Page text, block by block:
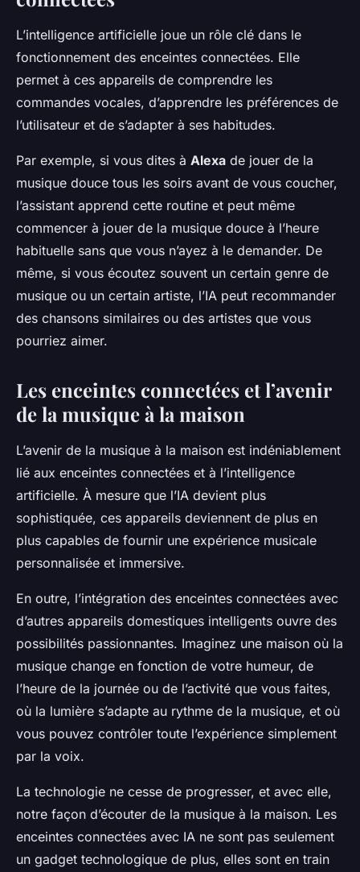
L’intelligence artificielle joue un rôle clé dans le
fonctionnement des enceintes connectées. Elle
permet à ces appareils de comprendre les
commandes vocales, d’apprendre les préférences de
l’utilisateur et de s’adapter à ses habitudes.
Par exemple, si vous dites à Alexa de jouer de la
musique douce tous les soirs avant de vous coucher,
l’assistant apprend cette routine et peut même
commencer à jouer de la musique douce à l’heure
habituelle sans que vous n’ayez à le demander. De
même, si vous écoutez souvent un certain genre de
musique ou un certain artiste, l’IA peut recommander
des chansons similaires ou des artistes que vous
pourriez aimer.
Les enceintes connectées et l’avenir
de la musique à la maison
L’avenir de la musique à la maison est indéniablement
lié aux enceintes connectées et à l’intelligence
artificielle. À mesure que l’IA devient plus
sophistiquée, ces appareils deviennent de plus en
plus capables de fournir une expérience musicale
personnalisée et immersive.
En outre, l’intégration des enceintes connectées avec
d’autres appareils domestiques intelligents ouvre des
possibilités passionnantes. Imaginez une maison où la
musique change en fonction de votre humeur, de
l’heure de la journée ou de l’activité que vous faites,
où la lumière s’adapte au rythme de la musique, et où
vous pouvez contrôler toute l’expérience simplement
par la voix.
La technologie ne cesse de progresser, et avec elle,
notre façon d’écouter de la musique à la maison. Les
enceintes connectées avec IA ne sont pas seulement
un gadget technologique de plus, elles sont en train